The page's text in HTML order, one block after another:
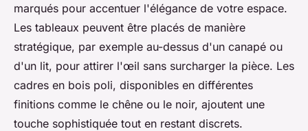
marqués pour accentuer l'élégance de votre espace.
Les tableaux peuvent être placés de manière
stratégique, par exemple au-dessus d'un canapé ou
d'un lit, pour attirer l'œil sans surcharger la pièce. Les
cadres en bois poli, disponibles en différentes
finitions comme le chêne ou le noir, ajoutent une
touche sophistiquée tout en restant discrets.